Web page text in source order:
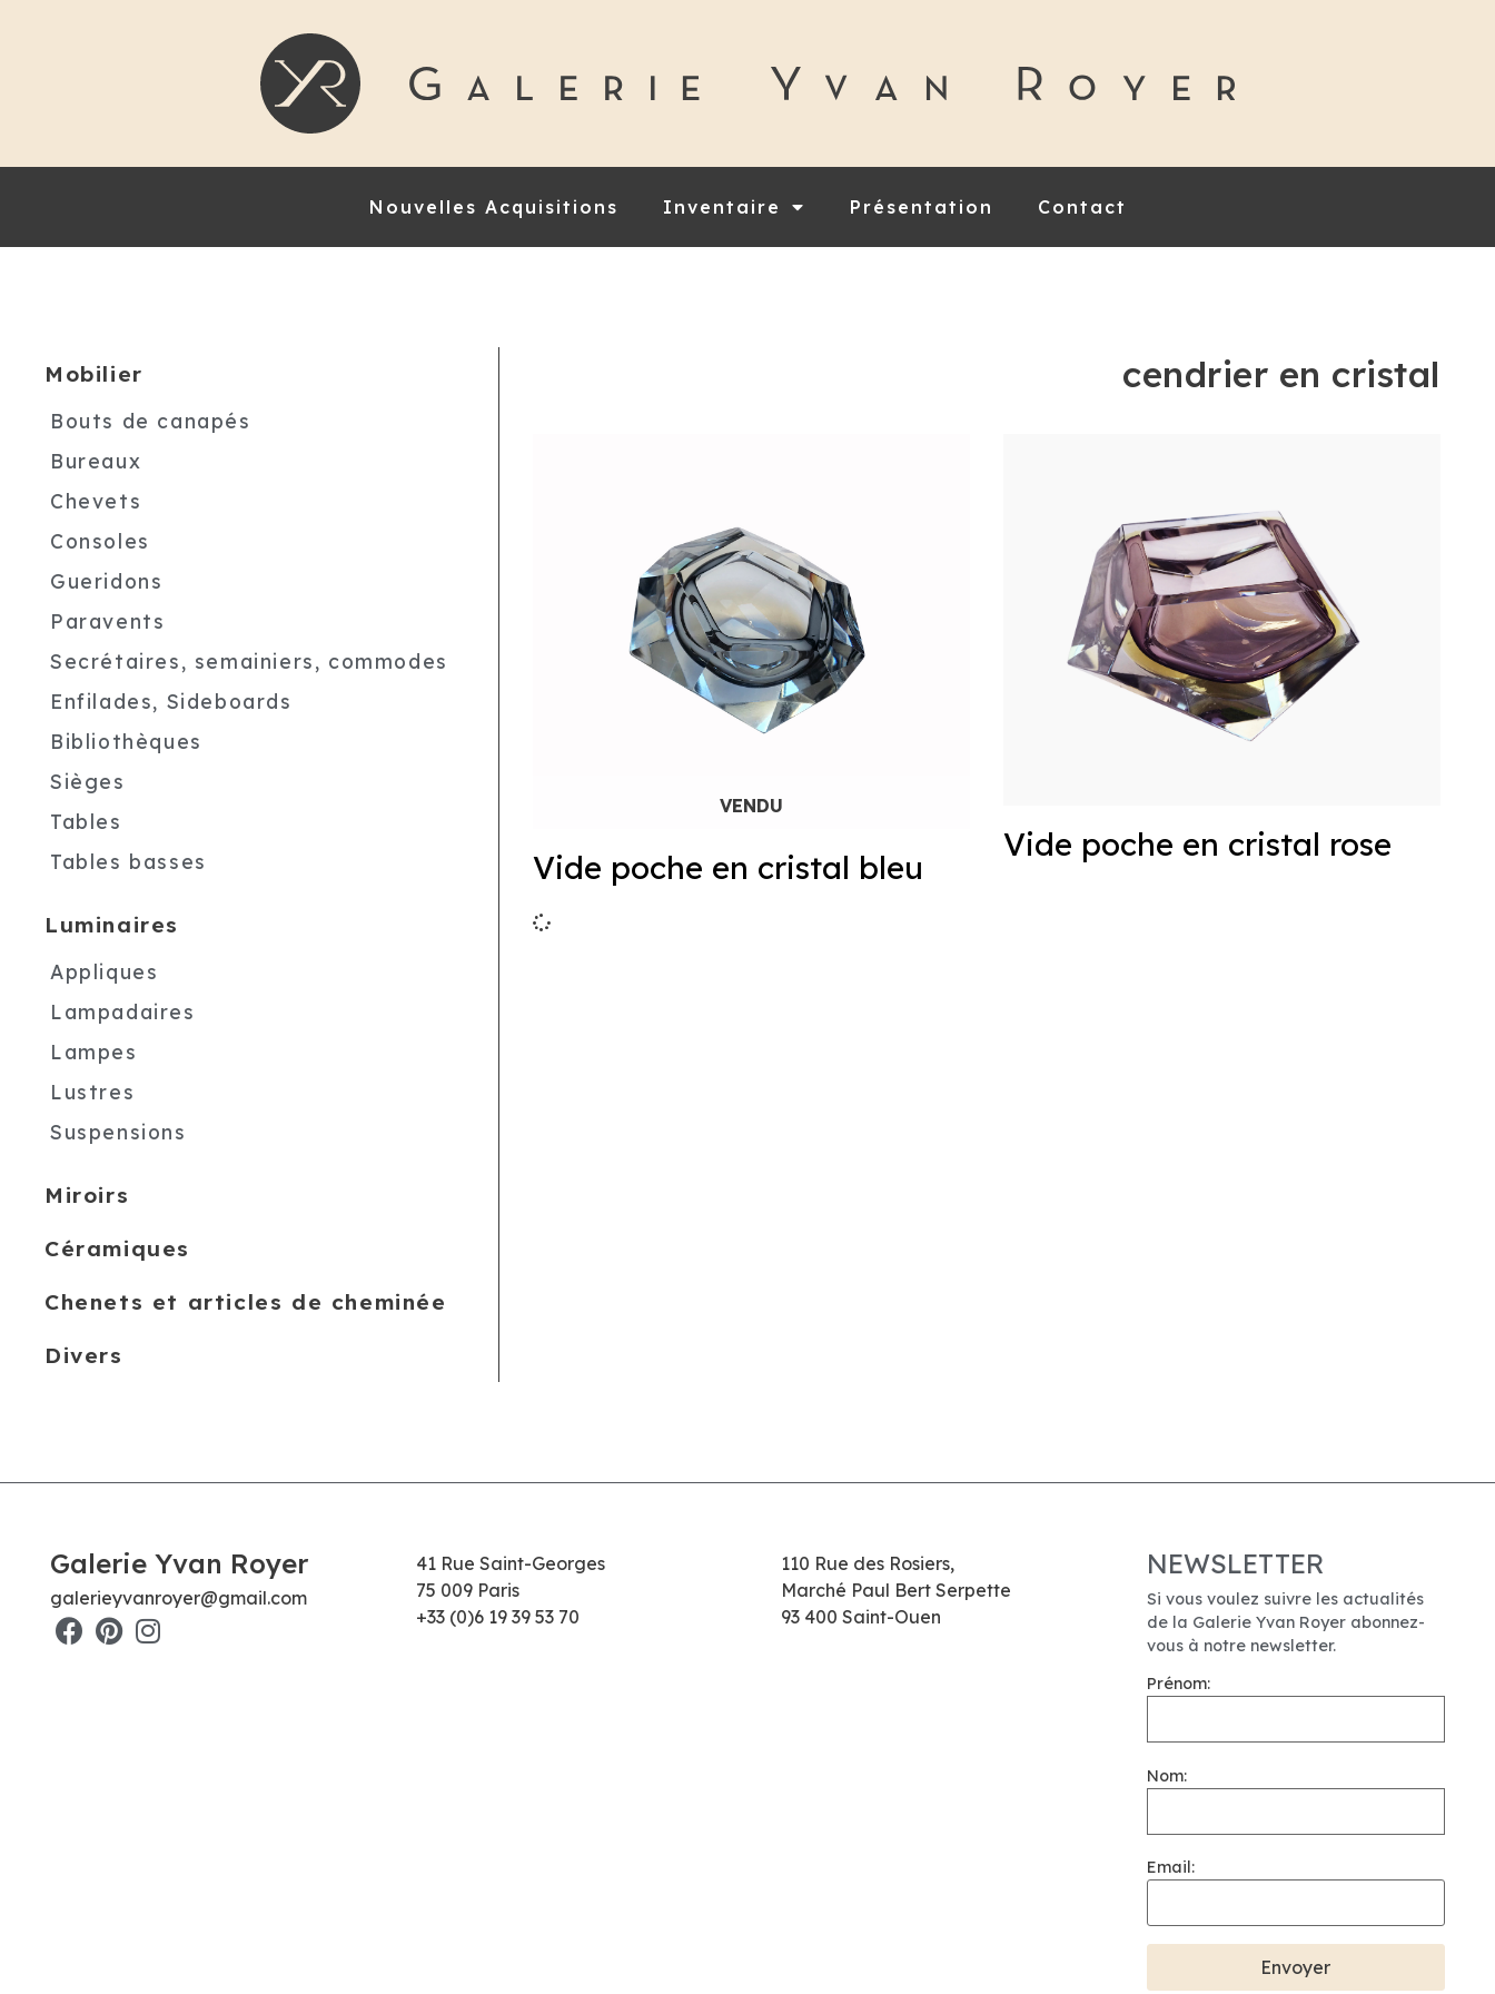
Nouvelles Acquisitions Inventaire Présentation Contact
Mobilier
Bouts de canapés
Bureaux
Chevets
Consoles
Gueridons
Paravents
Secrétaires, semainiers, commodes
Enfilades, Sideboards
Bibliothèques
Sièges
Tables
Tables basses
Luminaires
Appliques
Lampadaires
Lampes
Lustres
Suspensions
Miroirs
Céramiques
Chenets et articles de cheminée
Divers
cendrier en cristal
Vide poche en cristal bleu
Vide poche en cristal rose
Galerie Yvan Royer
galerieyvanroyer@gmail.com
41 Rue Saint-Georges
75 009 Paris
+33 (0)6 19 39 53 70
110 Rue des Rosiers,
Marché Paul Bert Serpette
93 400 Saint-Ouen
NEWSLETTER
Si vous voulez suivre les actualités
de la Galerie Yvan Royer abonnez-
vous à notre newsletter.
Prénom:
Nom:
Email: